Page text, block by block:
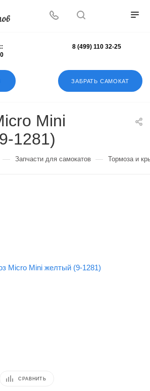
ЗАБРАТЬ САМОКАТ
8 (499) 110 32-25
Mini
1281)
— Запчасти для самокатов — Тормоза и
СРАВНИТЬ